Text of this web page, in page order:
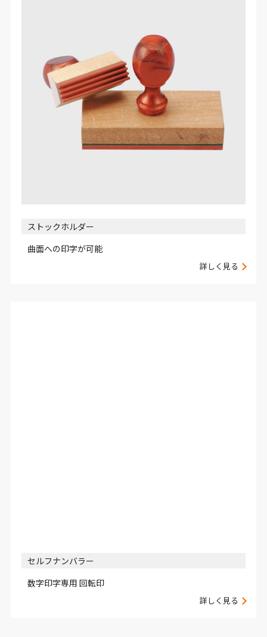
ストックホルダー
曲面への印字が可能
詳しく見る
セルフナンバラー
数字印字専用 回転印
詳しく見る